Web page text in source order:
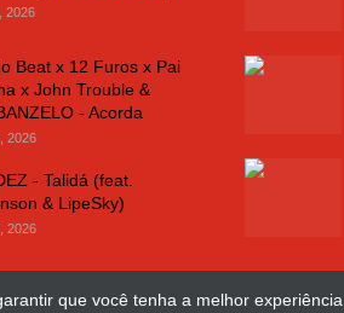
que você tenha a melhor
2026
Beat x 12 Furos x Pai
x John Trouble &
- Acorda
2026
- Talidá (feat.
& LipeSky)
2026